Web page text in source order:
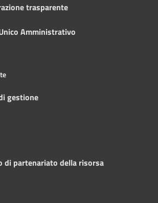
trasparente
Amministrativo
gestione
di partenariato della risorsa